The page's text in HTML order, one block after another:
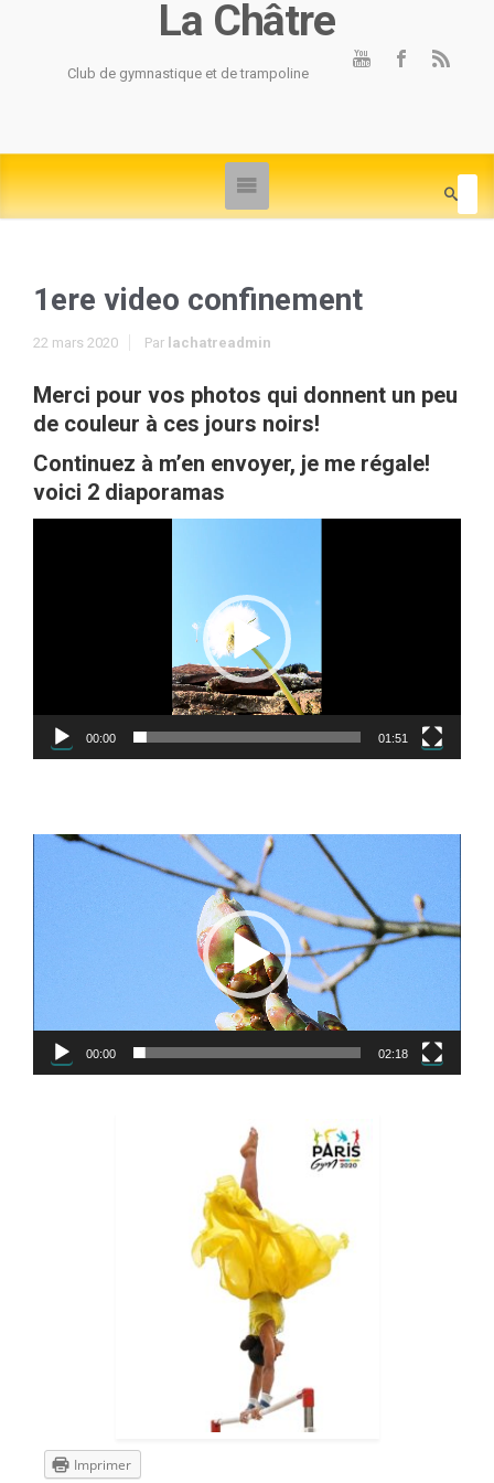
La Châtre
Club de gymnastique et de trampoline
1ere video confinement
22 mars 2020 Par lachatreadmin
Merci pour vos photos qui donnent un peu
de couleur à ces jours noirs!
Continuez à m’en envoyer, je me régale!
voici 2 diaporamas
00:00 01:51
Lecteur
00:00 02:18
Imprimer